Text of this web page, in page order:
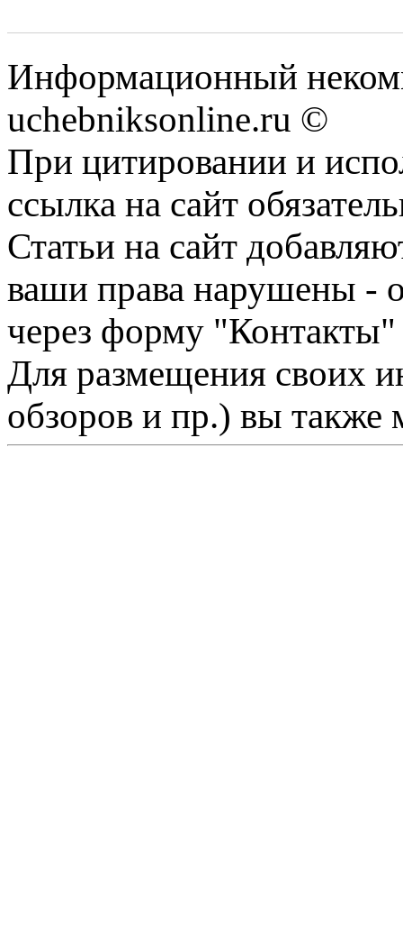
Информационный
uchebniksonline.ru ©
При цитировании и
ссылка на сайт
Статьи на сайт
ваши права нарушены -
через форму "Контакты"
Для размещения своих
обзоров и пр.) вы также